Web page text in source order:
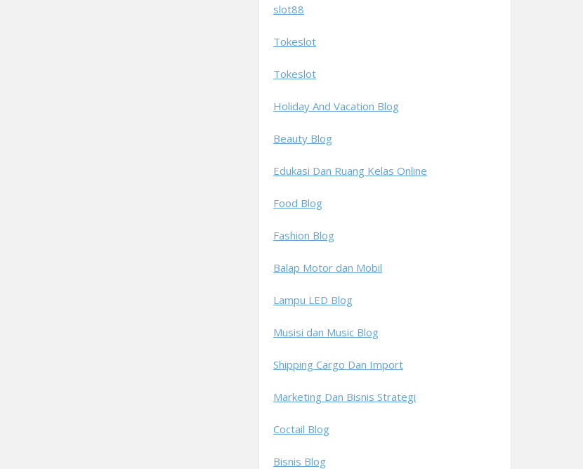
slot88
Tokeslot
Tokeslot
Holiday And Vacation Blog
Beauty Blog
Edukasi Dan Ruang Kelas Online
Food Blog
Fashion Blog
Balap Motor dan Mobil
Lampu LED Blog
Musisi dan Music Blog
Shipping Cargo Dan Import
Marketing Dan Bisnis Strategi
Coctail Blog
Bisnis Blog